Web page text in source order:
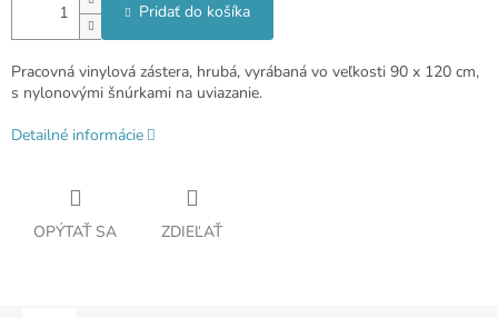
Pridať do košíka
Pracovná vinylová zástera, hrubá, vyrábaná vo veľkosti 90 x 120 cm,
s nylonovými šnúrkami na uviazanie.
Detailné informácie
OPÝTAŤ SA ZDIEĽAŤ